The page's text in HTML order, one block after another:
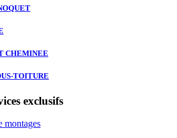
CHEMINEE
TOITURE
exclusifs
montages